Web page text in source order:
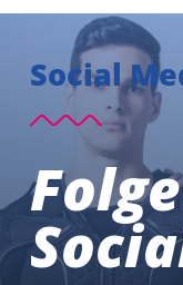
Social